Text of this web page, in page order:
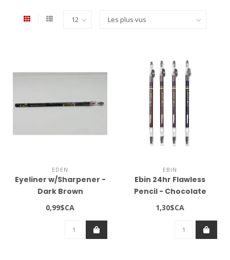
EDEN
Eyeliner w/Sharpener -
Dark Brown
0,99$CA
EBIN
Ebin 24hr Flawless
Pencil - Chocolate
1,30$CA